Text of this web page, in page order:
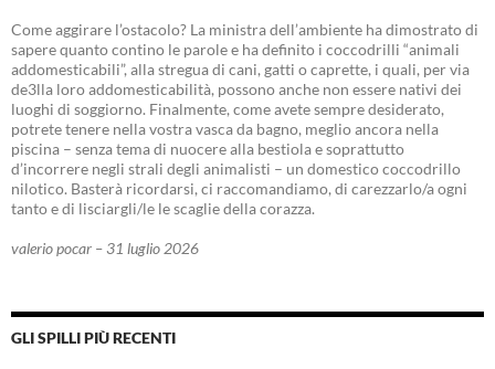
Come aggirare l’ostacolo? La ministra dell’ambiente ha dimostrato di
sapere quanto contino le parole e ha definito i coccodrilli “animali
addomesticabili”, alla stregua di cani, gatti o caprette, i quali, per via
de3lla loro addomesticabilità, possono anche non essere nativi dei
luoghi di soggiorno. Finalmente, come avete sempre desiderato,
potrete tenere nella vostra vasca da bagno, meglio ancora nella
piscina – senza tema di nuocere alla bestiola e soprattutto
d’incorrere negli strali degli animalisti – un domestico coccodrillo
nilotico. Basterà ricordarsi, ci raccomandiamo, di carezzarlo/a ogni
tanto e di lisciargli/le le scaglie della corazza.
valerio pocar – 31 luglio 2026
GLI SPILLI PIÙ RECENTI